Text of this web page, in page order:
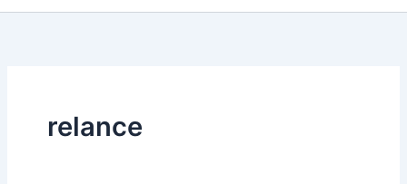
relance